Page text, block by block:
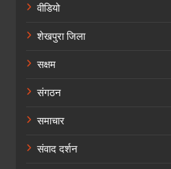
वीडियो
शेखपुरा जिला
सक्षम
संगठन
समाचार
संवाद दर्शन